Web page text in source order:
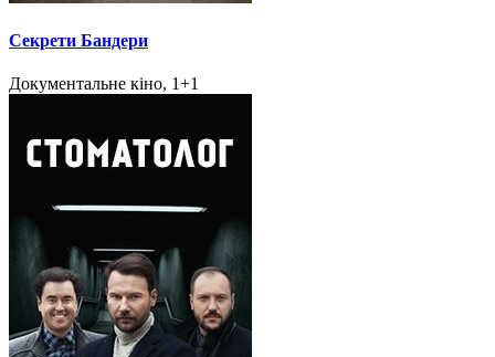
Секрети Бандери
Документальне кіно, 1+1